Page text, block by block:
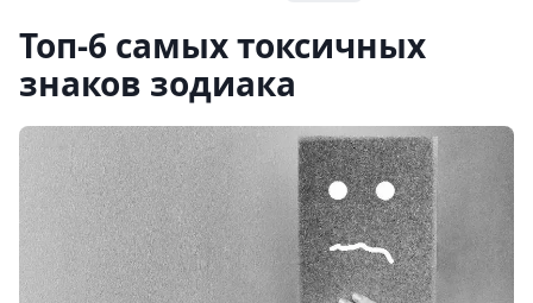
Топ-6 самых токсичных
знаков зодиака